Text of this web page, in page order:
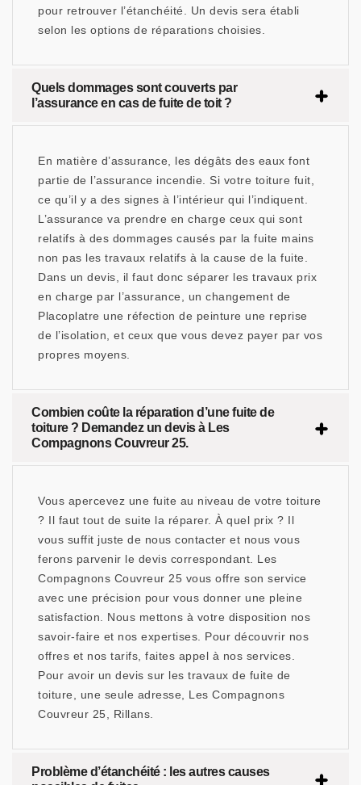
pour retrouver l’étanchéité. Un devis sera établi
selon les options de réparations choisies.
Quels dommages sont couverts par
l’assurance en cas de fuite de toit ?
En matière d’assurance, les dégâts des eaux font
partie de l’assurance incendie. Si votre toiture fuit,
ce qu’il y a des signes à l’intérieur qui l’indiquent.
L’assurance va prendre en charge ceux qui sont
relatifs à des dommages causés par la fuite mains
non pas les travaux relatifs à la cause de la fuite.
Dans un devis, il faut donc séparer les travaux prix
en charge par l’assurance, un changement de
Placoplatre une réfection de peinture une reprise
de l’isolation, et ceux que vous devez payer par vos
propres moyens.
Combien coûte la réparation d’une fuite de
toiture ? Demandez un devis à Les
Compagnons Couvreur 25.
Vous apercevez une fuite au niveau de votre toiture
? Il faut tout de suite la réparer. À quel prix ? Il
vous suffit juste de nous contacter et nous vous
ferons parvenir le devis correspondant. Les
Compagnons Couvreur 25 vous offre son service
avec une précision pour vous donner une pleine
satisfaction. Nous mettons à votre disposition nos
savoir-faire et nos expertises. Pour découvrir nos
offres et nos tarifs, faites appel à nos services.
Pour avoir un devis sur les travaux de fuite de
toiture, une seule adresse, Les Compagnons
Couvreur 25, Rillans.
Problème d’étanchéité : les autres causes